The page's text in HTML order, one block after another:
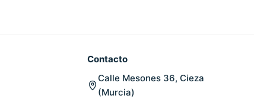
Contacto
Calle Mesones 36, Cieza
(Murcia)